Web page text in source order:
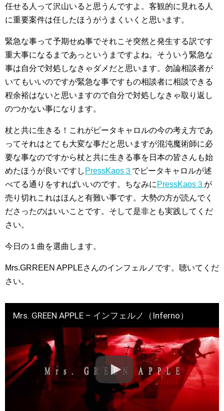
任せる人って沢山いると思うんですよ。客観的に見れる人
に重要案件は任したほうがうまくいくと思います。
緊急な事って予期せぬ事でそれこそ突然と発生する訳です
重大事になるまであっというまですよね。そういう緊急な
事は自分で対処しなきゃダメだと思います。勿論相談者が
いてもいいのですが緊急な事ですもの相談者に相談できる
程余裕はないと思いますので自分で対処しなきゃ取り返し
のつかない事になります。
杖と共に生きる！これがピータキャロルの今の考え方であ
ってそれはとても大変な事だと思いますが混沌魔術師に必
要な事なのですから杖と共に生きる事を日本の皆さんも始
めたほうが良いですし PressKaos３ でピータキャロルが述
べてる通りをすればいいのです。ちなみに PressKaos３ が
売り切れこれはほんと有難い事です。大勢の方が読んでく
ださったのはいいことです。そして是非とも実践してくだ
さい。
今日の１曲を選曲します。
Mrs.GRREEN APPLEさんのインフェルノです。聴いてくだ
さい。
Mrs. GREEN APPLE – インフェルノ（Inferno）